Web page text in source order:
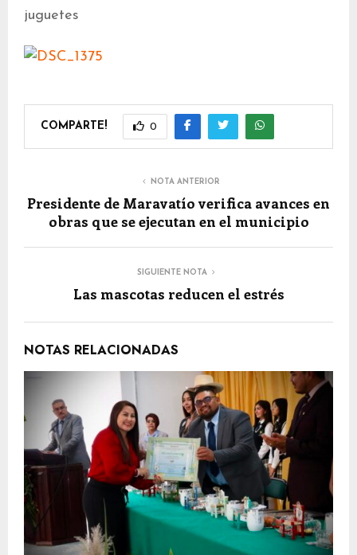
juguetes
COMPARTE! 0
NOTA ANTERIOR
Presidente de Maravatío verifica avances en
obras que se ejecutan en el municipio
SIGUIENTE NOTA
Las mascotas reducen el estrés
NOTAS RELACIONADAS